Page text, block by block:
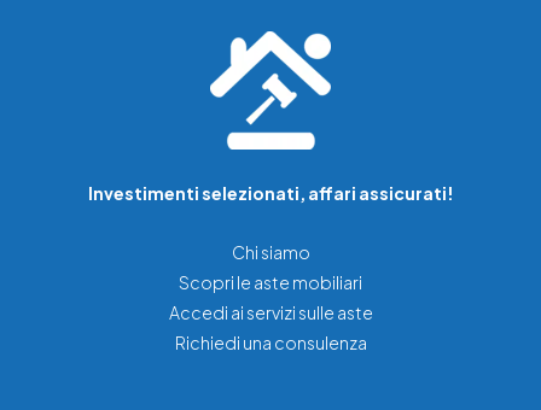
Investimenti selezionati, affari assicurati!
Chi siamo
Scopri le aste mobiliari
Accedi ai servizi sulle aste
Richiedi una consulenza